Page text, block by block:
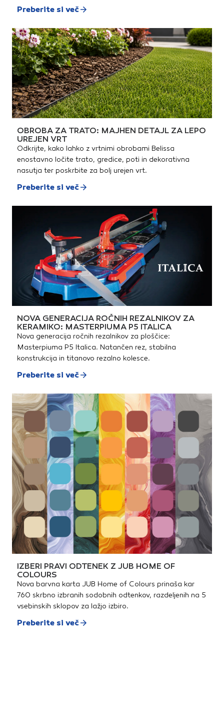
Preberite si več
OBROBA ZA TRATO: MAJHEN DETAJL ZA LEPO
UREJEN VRT
Odkrijte, kako lahko z vrtnimi obrobami Belissa
enostavno ločite trato, gredice, poti in dekorativna
nasutja ter poskrbite za bolj urejen vrt.
Preberite si več
NOVA GENERACIJA ROČNIH REZALNIKOV ZA
KERAMIKO: MASTERPIUMA P5 ITALICA
Nova generacija ročnih rezalnikov za ploščice:
Masterpiuma P5 Italica. Natančen rez, stabilna
konstrukcija in titanovo rezalno kolesce.
Preberite si več
IZBERI PRAVI ODTENEK Z JUB HOME OF
COLOURS
Nova barvna karta JUB Home of Colours prinaša kar
760 skrbno izbranih sodobnih odtenkov, razdeljenih na 5
vsebinskih sklopov za lažjo izbiro.
Preberite si več